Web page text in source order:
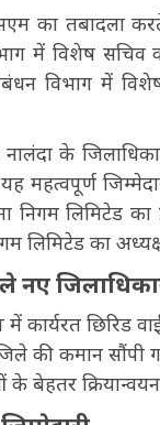
का तबादला
में विशेष सचिव
विभाग में
के
महत्वपूर्ण
लिमिटेड
लिमिटेड का
नए
छिरिड
की कमान सौंपी
बेहतर